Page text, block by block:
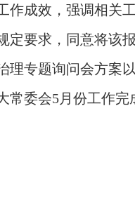
作成效，强调相关
定要求，同意将该
理专题询问会方案
常委会5月份工作